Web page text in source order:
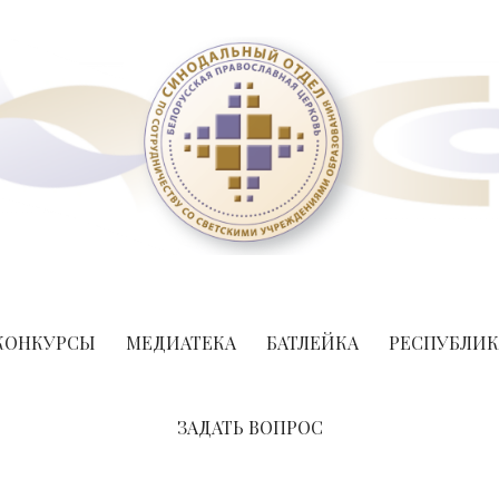
ЭКЗАРХАТ
МЕДИАТЕКА БАТЛЕЙКА
ЗАДАТЬ ВОПРОС